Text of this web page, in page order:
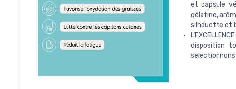
et capsule
gélatine,
silhouette et
disposition